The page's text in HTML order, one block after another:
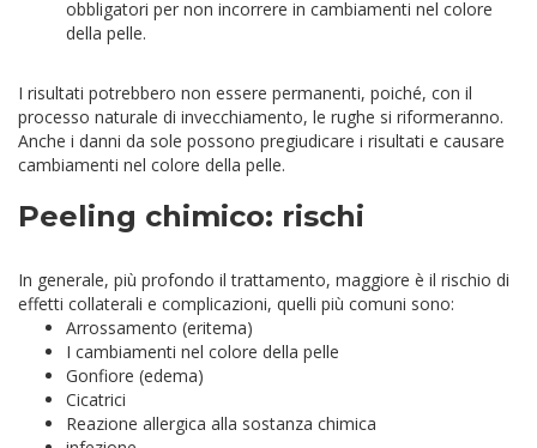
obbligatori per non incorrere in cambiamenti nel colore
della pelle.
I risultati potrebbero non essere permanenti, poiché, con il
processo naturale di invecchiamento, le rughe si riformeranno.
Anche i danni da sole possono pregiudicare i risultati e causare
cambiamenti nel colore della pelle.
Peeling chimico: rischi
In generale, più profondo il trattamento, maggiore è il rischio di
effetti collaterali e complicazioni, quelli più comuni sono:
Arrossamento (eritema)
I cambiamenti nel colore della pelle
Gonfiore (edema)
Cicatrici
Reazione allergica alla sostanza chimica